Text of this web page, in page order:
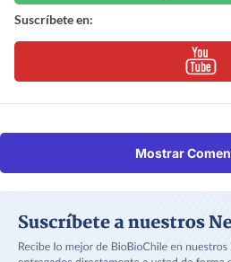
Suscríbete en:
Mostrar